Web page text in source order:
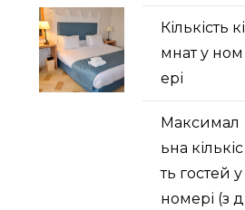
Кількість кі
мнат у ном
ері
Максимал
ьна кількіс
ть гостей у
номері (з д